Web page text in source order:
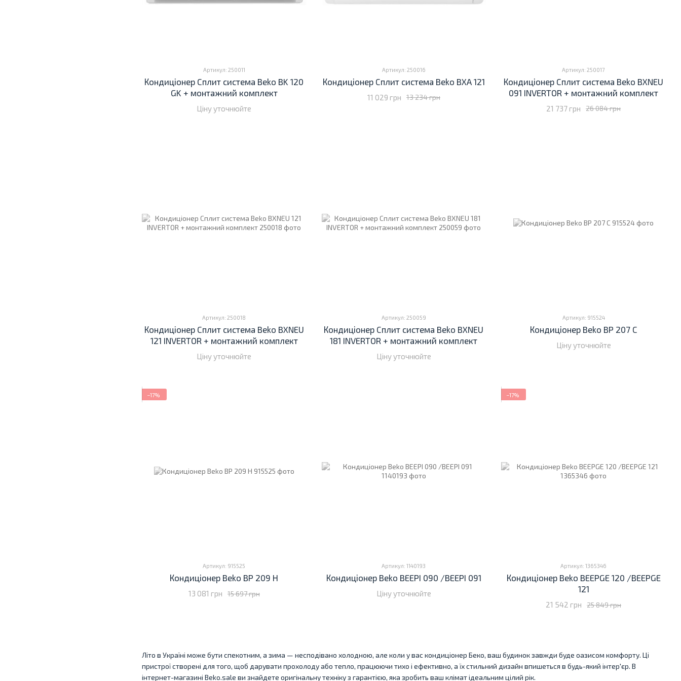
Літо в Україні може бути спекотним, а зима — несподівано холодною, але коли у вас кондиціонер Беко, ваш будинок завжди буде оазисом комфорту. Ці
пристрої створені для того, щоб дарувати прохолоду або тепло, працюючи тихо і ефективно, а їх стильний дизайн впишеться в будь-який інтер'єр. В
інтернет-магазині Beko.sale ви знайдете оригінальну техніку з гарантією, яка зробить ваш клімат ідеальним цілий рік.
Артикул: 250011
Кондиціонер Cплит система Beko BK 120
GK + монтажний комплект
Ціну уточнюйте
Артикул: 250016
Кондиціонер Cплит система Beko BXA 121
13 234 грн
11 029 грн
Артикул: 250017
Кондиціонер Cплит система Beko BXNEU
091 INVERTOR + монтажний комплект
26 084 грн
21 737 грн
Артикул: 250018
Кондиціонер Cплит система Beko BXNEU
121 INVERTOR + монтажний комплект
Ціну уточнюйте
Артикул: 250059
Кондиціонер Cплит система Beko BXNEU
181 INVERTOR + монтажний комплект
Ціну уточнюйте
Артикул: 915524
Кондиціонер Beko BP 207 C
Ціну уточнюйте
−17%
Артикул: 915525
Кондиціонер Beko BP 209 H
15 697 грн
13 081 грн
Артикул: 1140193
Кондиціонер Beko BEEPI 090 /BEEPI 091
Ціну уточнюйте
−17%
Артикул: 1365346
Кондиціонер Beko BEEPGE 120 /BEEPGE
121
25 849 грн
21 542 грн